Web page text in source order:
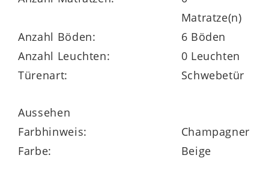
mit gelungenen Riffholz-Absetzungen auf.
Sein Korpus ist in biancofarbener Eiche-
Nachbildung gestaltet, der Innenbereich in
Erle-Nachbildung.
Der geräumige Kleiderschrank mit
von ca. 250 x 217 x 67 cm (BxHxT)
beherbergt sechs Kleiderböden und drei
Matratze(n)
Anzahl Böden:
6 Böden
Anzahl Leuchten:
0 Leuchten
Türenart:
Schwebetür
Aussehen
Farbhinweis:
Champagner
Farbe:
Beige